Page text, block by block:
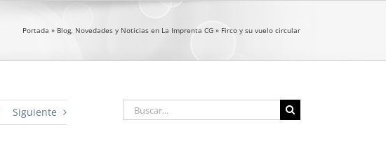
Portada » Blog, Novedades y Noticias en La Imprenta CG » Firco y su vuelo circular
Siguiente Buscar: